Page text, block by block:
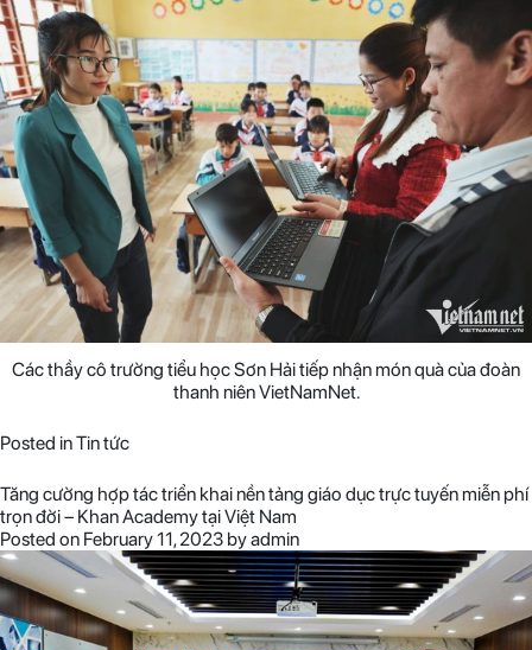
Các thầy cô trường tiểu học Sơn Hải tiếp nhận món quà của đoàn
thanh niên VietNamNet.
Posted inTin tức
Tăng cường hợp tác triển khai nền tảng giáo dục trực tuyến miễn phí
trọn đời – Khan Academy tại Việt Nam
Posted on February 11, 2023 byadmin